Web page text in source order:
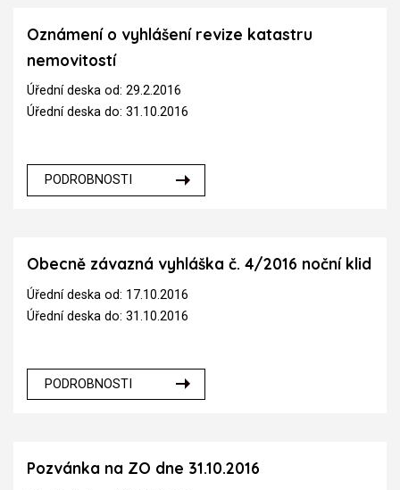
Oznámení o vyhlášení revize katastru
nemovitostí
Úřední deska od: 29.2.2016
Úřední deska do: 31.10.2016
PODROBNOSTI
Obecně závazná vyhláška č. 4/2016 noční klid
Úřední deska od: 17.10.2016
Úřední deska do: 31.10.2016
PODROBNOSTI
Pozvánka na ZO dne 31.10.2016